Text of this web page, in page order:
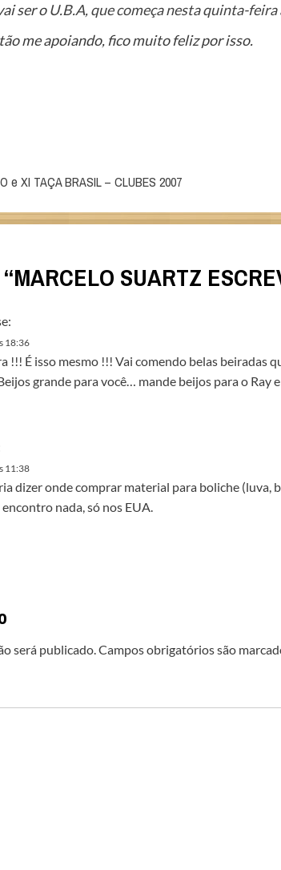
ser oU.B.A, que começa nesta quinta-
me apoiando, fico muito feliz por isso.
e XI TAÇA BRASIL – CLUBES 2007
MARCELO SUARTZ
18:36
!!! É isso mesmo !!! Vai comendo belas
grande para você… mande beijos para o Ray
11:38
dizer onde comprar material para boliche (luva,
nada, só nos EUA.
será publicado.Campos obrigatórios são